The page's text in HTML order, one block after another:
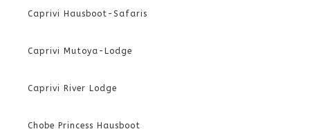
Caprivi Hausboot-Safaris
Caprivi Mutoya-Lodge
Caprivi River Lodge
Chobe Princess Hausboot